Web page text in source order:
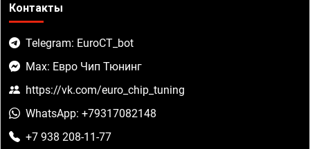
Контакты
Telegram: EuroCT_bot
Max: Евро Чип Тюнинг
https://vk.com/euro_chip_tuning
WhatsApp: +79317082148
+7 938 208-11-77